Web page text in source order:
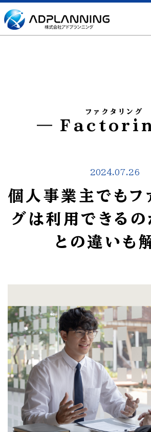
ファクタリング
2024.07.26
個人事業主でもフ
グは利用できる
との違いも